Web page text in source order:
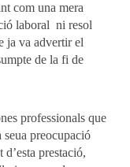
com una mera
laboral ni resol
ja va advertir el
de la fi de
professionals que
preocupació
prestació,